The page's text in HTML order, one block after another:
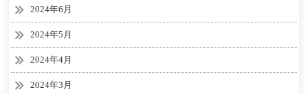
2024年6月
2024年5月
2024年4月
2024年3月